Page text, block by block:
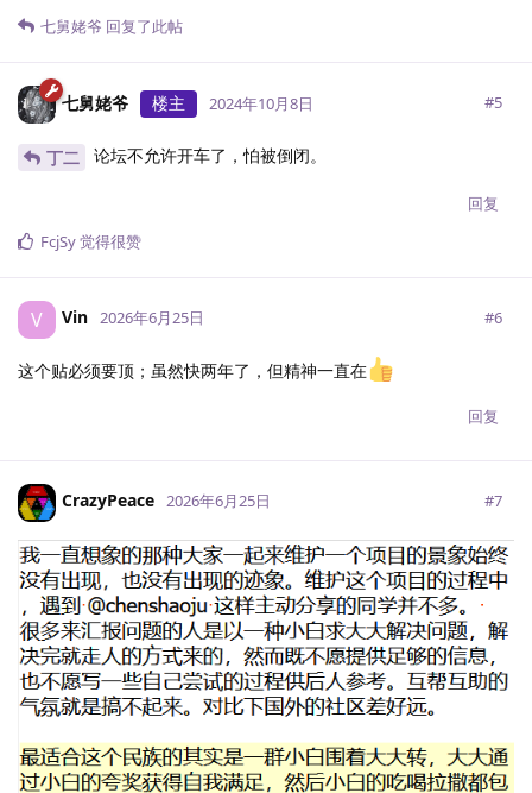
七舅姥爷 回复了此帖
七舅姥爷 楼主 2024年10月8日 #5
丁二 论坛不允许开车了，怕被倒闭。
回复
FcjSy觉得很赞
V Vin 2026年6月25日 #6
这个贴必须要顶；虽然快两年了，但精神一直在
回复
CrazyPeace 2026年6月25日 #7